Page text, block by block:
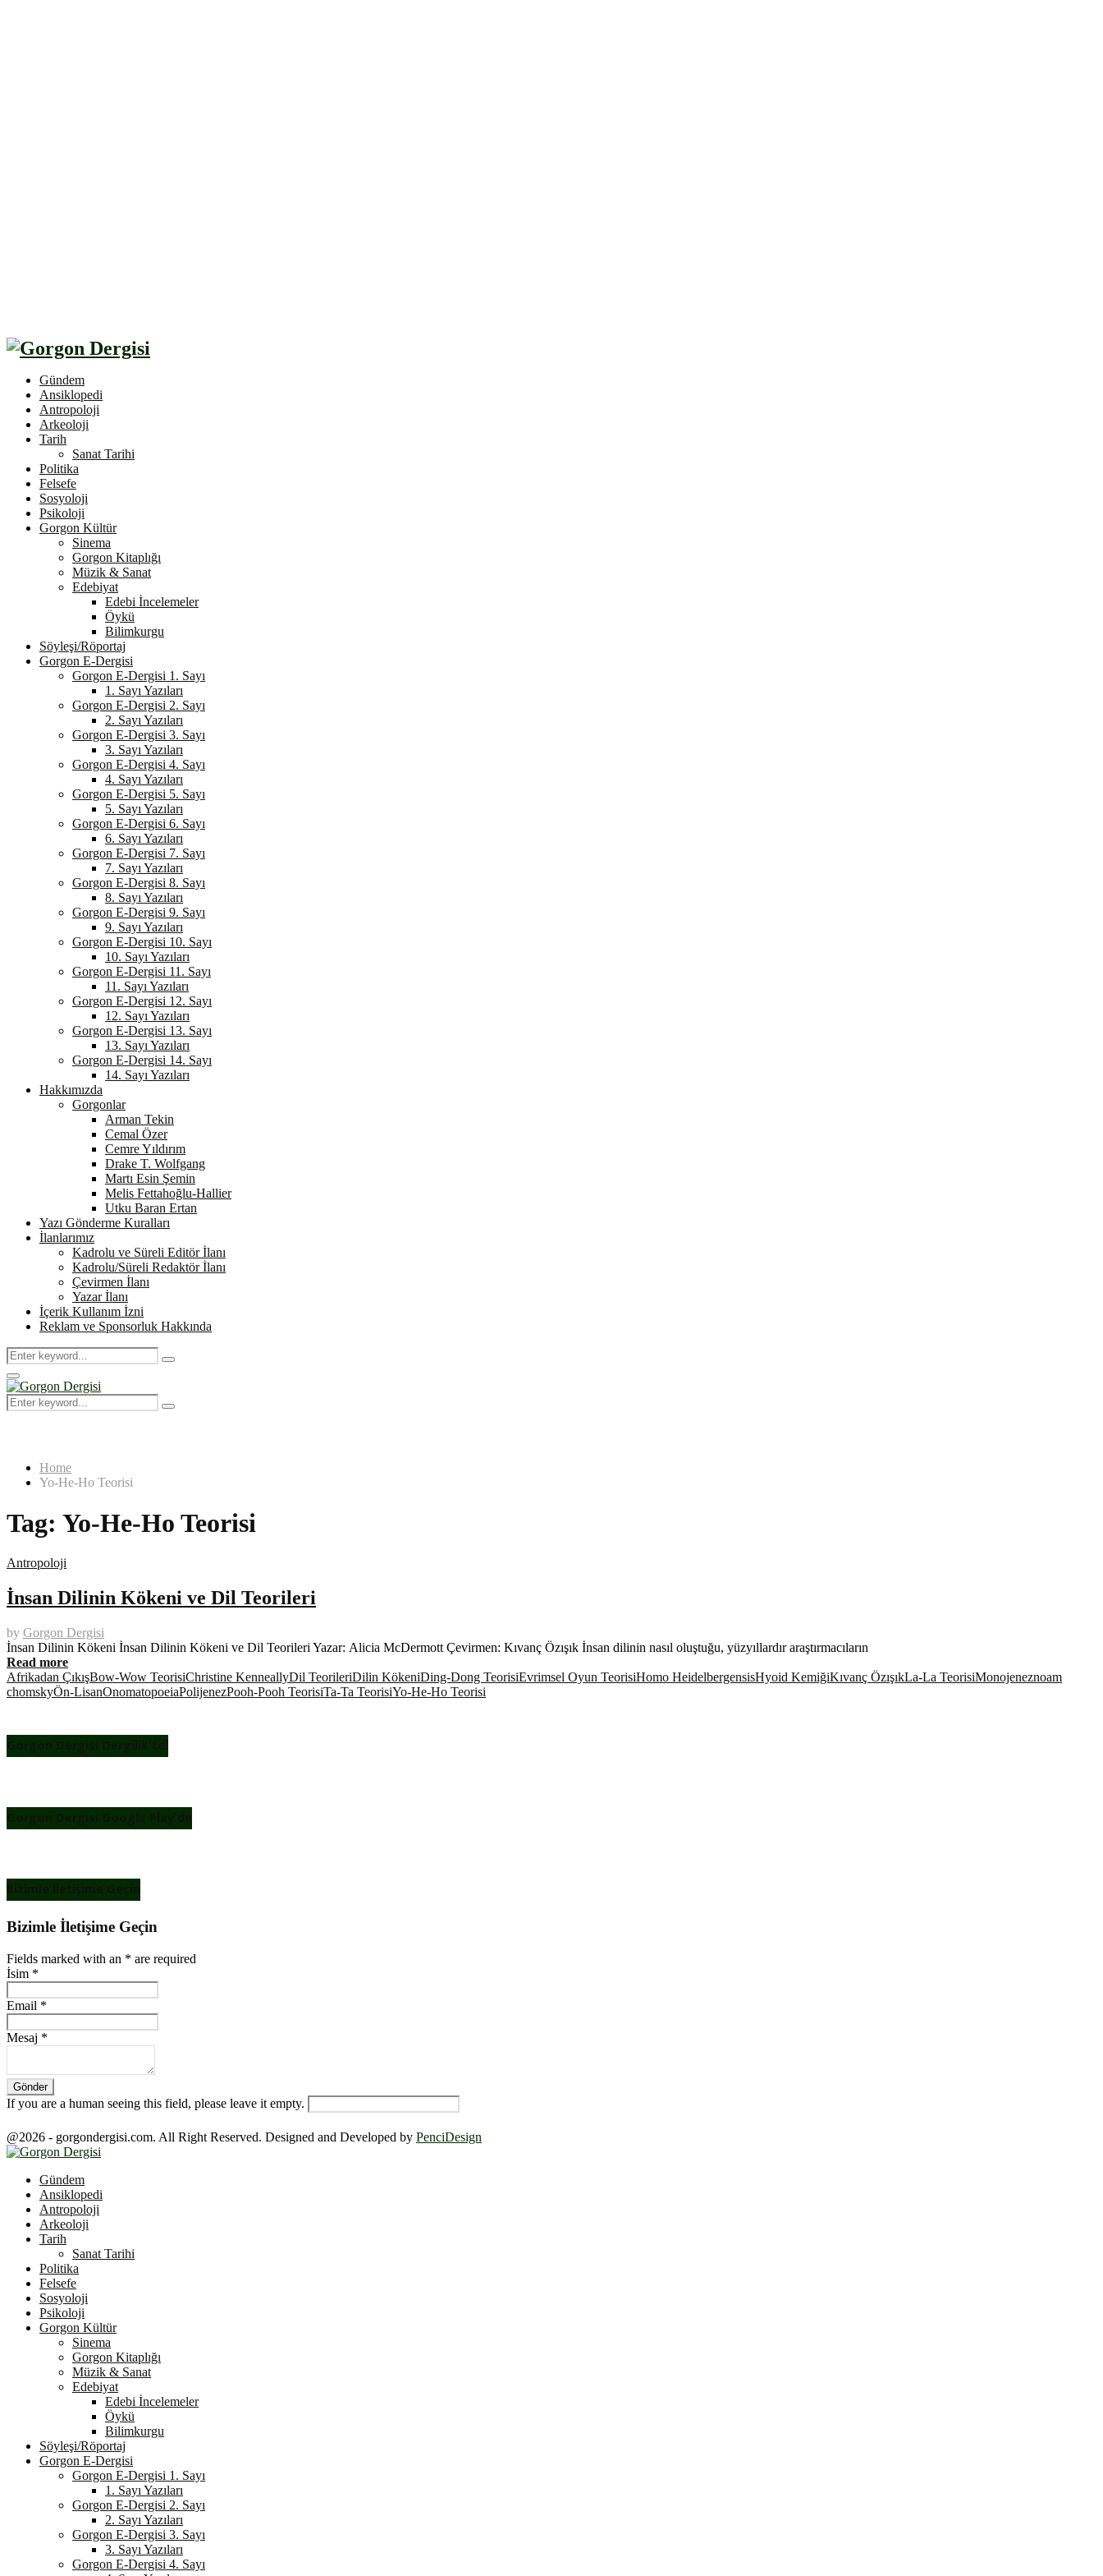
Gündem
Ansiklopedi
Antropoloji
Arkeoloji
Tarih
Sanat Tarihi
Politika
Felsefe
Sosyoloji
Psikoloji
Gorgon Kültür
Sinema
Gorgon Kitaplığı
Müzik & Sanat
Edebiyat
Edebi İncelemeler
Öykü
Bilimkurgu
Söyleşi/Röportaj
Gorgon E-Dergisi
Gorgon E-Dergisi 1. Sayı
1. Sayı Yazıları
Gorgon E-Dergisi 2. Sayı
2. Sayı Yazıları
Gorgon E-Dergisi 3. Sayı
3. Sayı Yazıları
Gorgon E-Dergisi 4. Sayı
4. Sayı Yazıları
Gorgon E-Dergisi 5. Sayı
5. Sayı Yazıları
Gorgon E-Dergisi 6. Sayı
6. Sayı Yazıları
Gorgon E-Dergisi 7. Sayı
7. Sayı Yazıları
Gorgon E-Dergisi 8. Sayı
8. Sayı Yazıları
Gorgon E-Dergisi 9. Sayı
9. Sayı Yazıları
Gorgon E-Dergisi 10. Sayı
10. Sayı Yazıları
Gorgon E-Dergisi 11. Sayı
11. Sayı Yazıları
Gorgon E-Dergisi 12. Sayı
12. Sayı Yazıları
Gorgon E-Dergisi 13. Sayı
13. Sayı Yazıları
Gorgon E-Dergisi 14. Sayı
14. Sayı Yazıları
Hakkımızda
Gorgonlar
Arman Tekin
Cemal Özer
Cemre Yıldırım
Drake T. Wolfgang
Martı Esin Şemin
Melis Fettahoğlu-Hallier
Utku Baran Ertan
Yazı Gönderme Kuralları
İlanlarımız
Kadrolu ve Süreli Editör İlanı
Kadrolu/Süreli Redaktör İlanı
Çevirmen İlanı
Yazar İlanı
İçerik Kullanım İzni
Reklam ve Sponsorluk Hakkında
Search
for:
Search
Primary
Menu
Search
for:
Search
Home
Yo-He-Ho Teorisi
Tag: Yo-He-Ho Teorisi
Antropoloji
İnsan Dilinin Kökeni ve Dil Teorileri
by Gorgon Dergisi
İnsan Dilinin Kökeni İnsan Dilinin Kökeni ve Dil Teorileri Yazar: Alicia McDermott Çevirmen: Kıvanç Özışık İnsan dilinin nasıl oluştuğu, yüzyıllardır araştırmacıların
Read more
Afrikadan ÇıkışBow-Wow TeorisiChristine KenneallyDil TeorileriDilin KökeniDing-Dong TeorisiEvrimsel Oyun TeorisiHomo HeidelbergensisHyoid KemiğiKıvanç ÖzışıkLa-La TeorisiMonojeneznoam
chomskyÖn-LisanOnomatopoeiaPolijenezPooh-Pooh TeorisiTa-Ta TeorisiYo-He-Ho Teorisi
Gorgon Dergisi Dergilik’te!
Gorgon Dergisi Google Play’de
Bizimle İletişime Geçin
Bizimle İletişime Geçin
Fields marked with an * are required
İsim *
Email *
Mesaj *
If you are a human seeing this field, please leave it empty.
@2026 - gorgondergisi.com. All Right Reserved. Designed and Developed by PenciDesign
Gündem
Ansiklopedi
Antropoloji
Arkeoloji
Tarih
Sanat Tarihi
Politika
Felsefe
Sosyoloji
Psikoloji
Gorgon Kültür
Sinema
Gorgon Kitaplığı
Müzik & Sanat
Edebiyat
Edebi İncelemeler
Öykü
Bilimkurgu
Söyleşi/Röportaj
Gorgon E-Dergisi
Gorgon E-Dergisi 1. Sayı
1. Sayı Yazıları
Gorgon E-Dergisi 2. Sayı
2. Sayı Yazıları
Gorgon E-Dergisi 3. Sayı
3. Sayı Yazıları
Gorgon E-Dergisi 4. Sayı